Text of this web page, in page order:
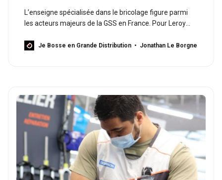
L’enseigne spécialisée dans le bricolage figure parmi
les acteurs majeurs de la GSS en France. Pour Leroy
incontournable pour communiquer localement.
Je Bosse en Grande Distribution Jonathan Le Borgne